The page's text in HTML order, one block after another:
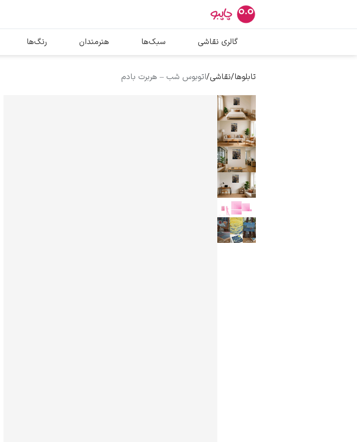
بیشترین جستجوها
پیکاسو
سالوادور دالی
محبوب‌ترین هنرمندان
گالری نقاشی سبک‌ها هنرمندان رنگ‌ها
تابلوها/نقاشی/اتوبوس شب – هربرت بادم